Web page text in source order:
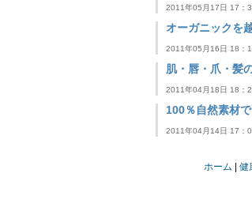
2011年05月17日 17：
オーガニックを
2011年05月16日 18：
肌・唇・爪・髪
2011年04月18日 18：
100％自然素材
2011年04月14日 17：
ホーム 健